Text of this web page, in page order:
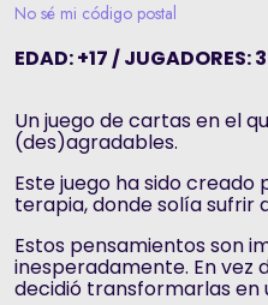
No sé mi código postal
EDAD: +17 / JUGADORES:
Un juego de cartas en el
(des)agradables.
Este juego ha sido
terapia, donde solía sufrir
Estos pensamientos son
inesperadamente. En vez
decidió transformarlas en